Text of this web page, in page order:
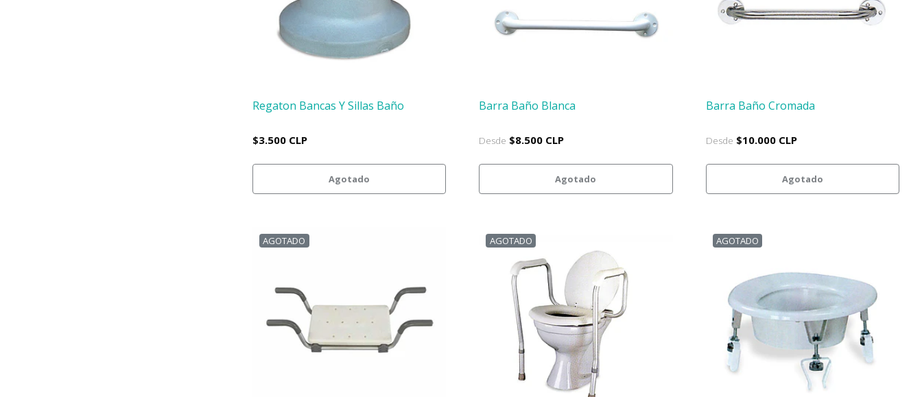
Regaton Bancas Y Sillas Baño
$3.500 CLP
Agotado
Barra Baño Blanca
Desde $8.500 CLP
Agotado
Barra Baño Cromada
Desde $10.000 CLP
Agotado
AGOTADO AGOTADO AGOTADO